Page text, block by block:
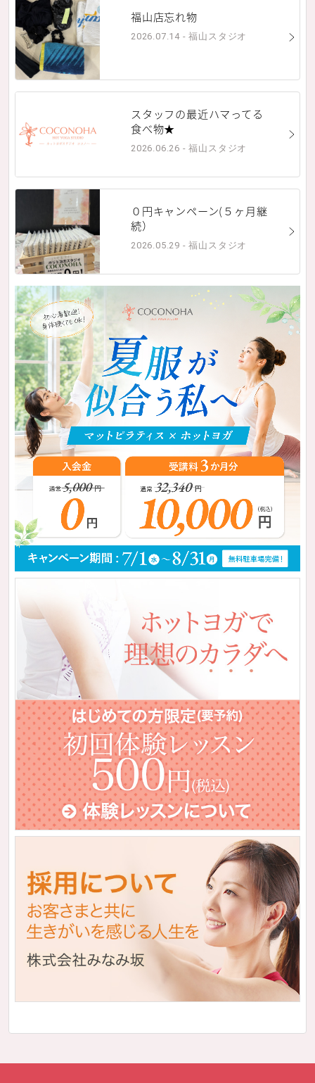
福山店忘れ物
2026.07.14 - 福山スタジオ
スタッフの最近ハマってる
食べ物★
2026.06.26 - 福山スタジオ
０円キャンペーン(５ヶ月継
続）
2026.05.29 - 福山スタジオ